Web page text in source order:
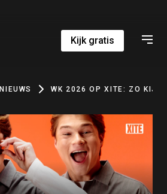
Kijk gratis
NIEUWS WK 2026 OP XITE: ZO KIJK